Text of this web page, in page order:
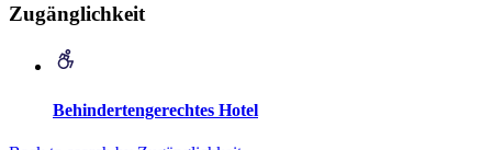
Zugänglichkeit
Behindertengerechtes Hotel